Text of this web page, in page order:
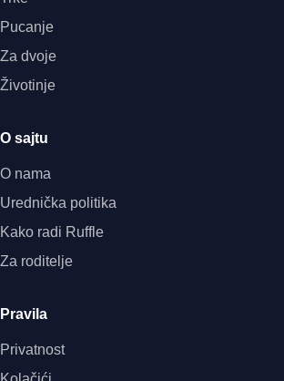
Pucanje
Za dvoje
Životinje
O sajtu
O nama
Urednička politika
Kako radi Ruffle
Za roditelje
Pravila
Privatnost